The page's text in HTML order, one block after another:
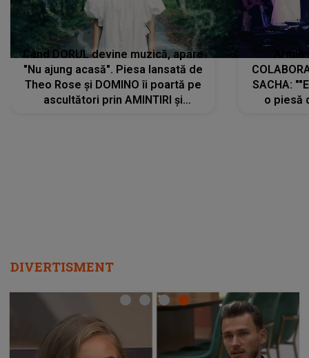
Când DORUL devine muzică, apare
"Nu ajung acasă". Piesa lansată de
Theo Rose și DOMINO îi poartă pe
ascultători prin AMINTIRI și
SACHA:
o piesă
DIVERTISMENT